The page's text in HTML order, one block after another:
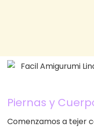
Piernas y
Comenzamos a tejer